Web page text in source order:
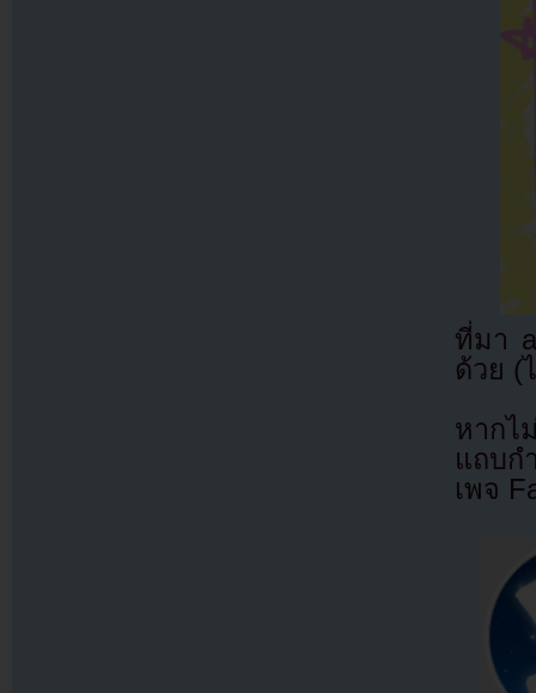
ที่มา
ด้วย (
หากไ
แถบก
เพจ